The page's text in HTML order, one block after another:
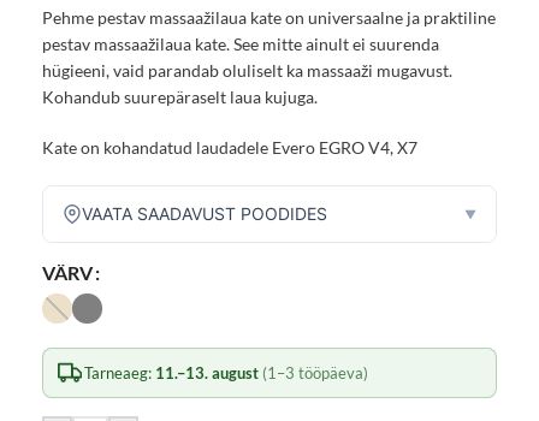
Pehme pestav massaažilaua kate on universaalne ja praktiline
pestav massaažilaua kate. See mitte ainult ei suurenda
hügieeni, vaid parandab oluliselt ka massaaži mugavust.
Kohandub suurepäraselt laua kujuga.
Kate on kohandatud laudadele Evero EGRO V4, X7
VAATA SAADAVUST POODIDES ▼
VÄRV
Tarneaeg: 11.–13. august (1–3 tööpäeva)